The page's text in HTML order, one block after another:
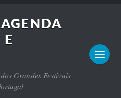
E
Grandes Festivais